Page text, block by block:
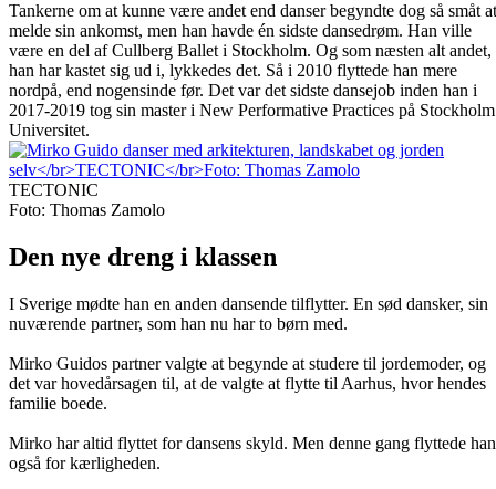
Tankerne om at kunne være andet end danser begyndte dog så småt at
melde sin ankomst, men han havde én sidste dansedrøm. Han ville
være en del af Cullberg Ballet i Stockholm. Og som næsten alt andet,
han har kastet sig ud i, lykkedes det. Så i 2010 flyttede han mere
nordpå, end nogensinde før. Det var det sidste dansejob inden han i
2017-2019 tog sin master i New Performative Practices på Stockholm
Universitet.
TECTONIC
Foto: Thomas Zamolo
Den nye dreng i klassen
I Sverige mødte han en anden dansende tilflytter. En sød dansker, sin
nuværende partner, som han nu har to børn med.
Mirko Guidos partner valgte at begynde at studere til jordemoder, og
det var hovedårsagen til, at de valgte at flytte til Aarhus, hvor hendes
familie boede.
Mirko har altid flyttet for dansens skyld. Men denne gang flyttede han
også for kærligheden.